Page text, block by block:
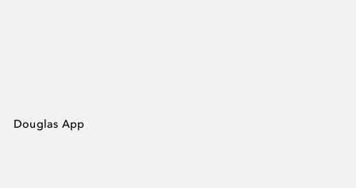
Douglas App